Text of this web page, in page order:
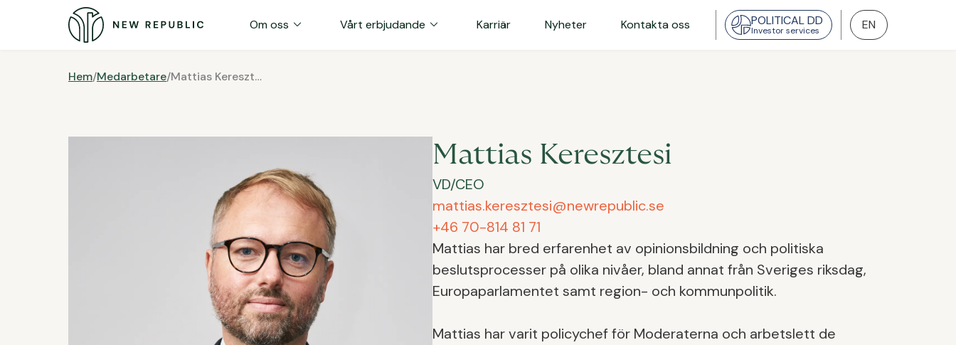
Om oss expand_more Vårt erbjudande expand_more Karriär Nyheter Kontakta oss POLITICAL DD
Investor services EN
Hem/Medarbetare/ Mattias Keresztesi
Mattias Keresztesi
VD/CEO
mattias.keresztesi@newrepublic.se
+46 70-814 81 71
Mattias har bred erfarenhet av opinionsbildning och politiska
beslutsprocesser på olika nivåer, bland annat från Sveriges riksdag,
Europaparlamentet samt region- och kommunpolitik.
Mattias har varit policychef för Moderaterna och arbetslett de